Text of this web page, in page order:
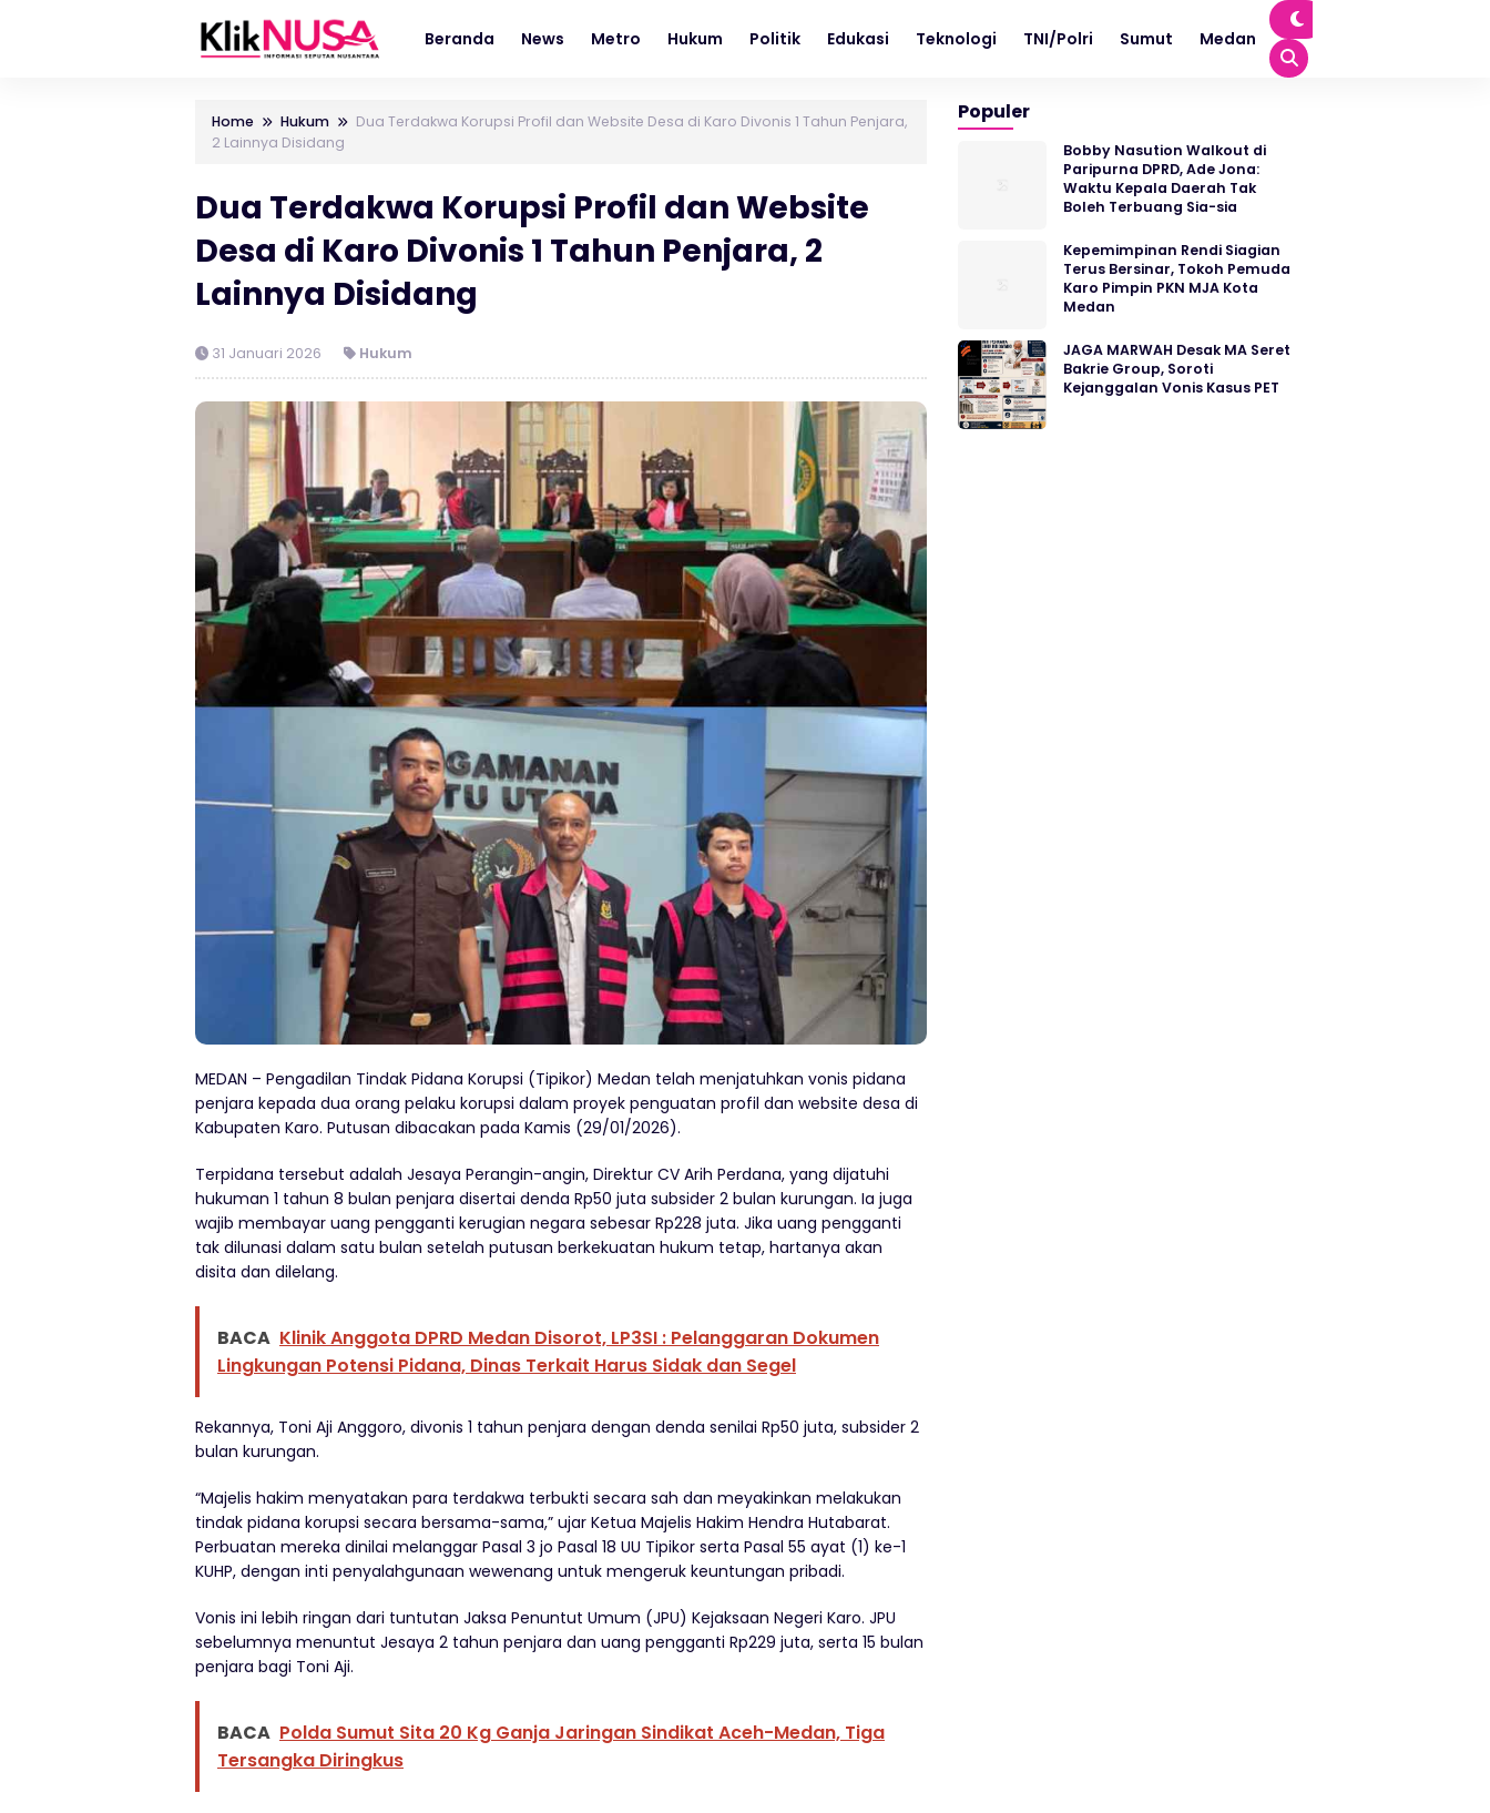
Beranda News Metro Hukum Politik Edukasi Teknologi TNI/Polri Sumut Medan
Home Hukum
Dua Terdakwa Korupsi Profil dan Website Desa di Karo Divonis 1 Tahun Penjara,
2 Lainnya Disidang
Dua Terdakwa Korupsi Profil dan Website
Desa di Karo Divonis 1 Tahun Penjara, 2
Lainnya Disidang
31 Januari 2026 Hukum
MEDAN – Pengadilan Tindak Pidana Korupsi (Tipikor) Medan telah menjatuhkan vonis pidana
penjara kepada dua orang pelaku korupsi dalam proyek penguatan profil dan website desa di
Kabupaten Karo. Putusan dibacakan pada Kamis (29/01/2026).
Terpidana tersebut adalah Jesaya Perangin-angin, Direktur CV Arih Perdana, yang dijatuhi
hukuman 1 tahun 8 bulan penjara disertai denda Rp50 juta subsider 2 bulan kurungan. Ia juga
wajib membayar uang pengganti kerugian negara sebesar Rp228 juta. Jika uang pengganti
tak dilunasi dalam satu bulan setelah putusan berkekuatan hukum tetap, hartanya akan
disita dan dilelang.
BACA Klinik Anggota DPRD Medan Disorot, LP3SI : Pelanggaran Dokumen
Lingkungan Potensi Pidana, Dinas Terkait Harus Sidak dan Segel
Rekannya, Toni Aji Anggoro, divonis 1 tahun penjara dengan denda senilai Rp50 juta, subsider 2
bulan kurungan.
“Majelis hakim menyatakan para terdakwa terbukti secara sah dan meyakinkan melakukan
tindak pidana korupsi secara bersama-sama,” ujar Ketua Majelis Hakim Hendra Hutabarat.
Perbuatan mereka dinilai melanggar Pasal 3 jo Pasal 18 UU Tipikor serta Pasal 55 ayat (1) ke-1
KUHP, dengan inti penyalahgunaan wewenang untuk mengeruk keuntungan pribadi.
Vonis ini lebih ringan dari tuntutan Jaksa Penuntut Umum (JPU) Kejaksaan Negeri Karo. JPU
sebelumnya menuntut Jesaya 2 tahun penjara dan uang pengganti Rp229 juta, serta 15 bulan
penjara bagi Toni Aji.
BACA Polda Sumut Sita 20 Kg Ganja Jaringan Sindikat Aceh-Medan, Tiga
Tersangka Diringkus
Populer
Bobby Nasution Walkout di
Paripurna DPRD, Ade Jona:
Waktu Kepala Daerah Tak
Boleh Terbuang Sia-sia
Kepemimpinan Rendi Siagian
Terus Bersinar, Tokoh Pemuda
Karo Pimpin PKN MJA Kota
Medan
JAGA MARWAH Desak MA Seret
Bakrie Group, Soroti
Kejanggalan Vonis Kasus PET